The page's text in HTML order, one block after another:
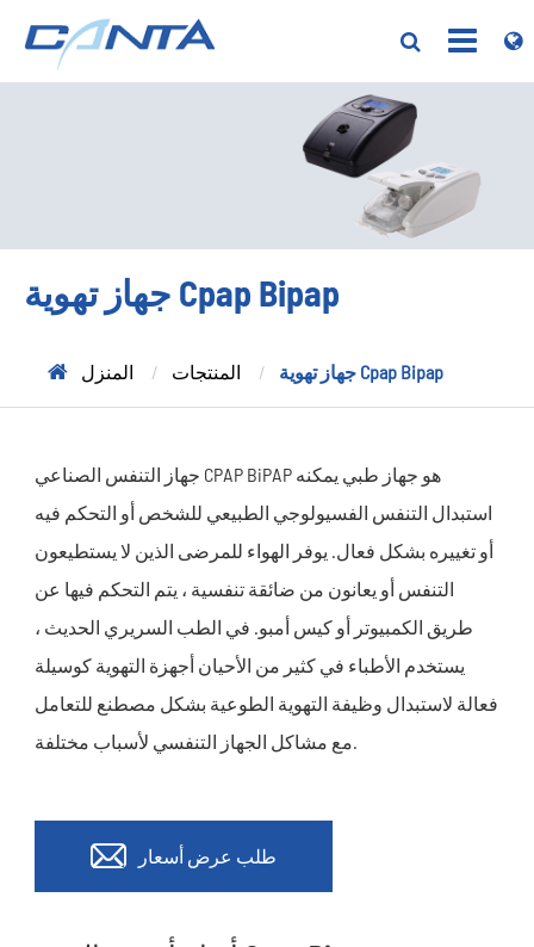
جهاز تهوية Cpap Bipap
المنزل المنتجات جهاز تهوية Cpap Bipap
جهاز التنفس الصناعي CPAP BiPAP هو جهاز طبي يمكنه
استبدال التنفس الفسيولوجي الطبيعي للشخص أو التحكم فيه
أو تغييره بشكل فعال. يوفر الهواء للمرضى الذين لا يستطيعون
التنفس أو يعانون من ضائقة تنفسية ، يتم التحكم فيها عن
طريق الكمبيوتر أو كيس أمبو. في الطب السريري الحديث ،
يستخدم الأطباء في كثير من الأحيان أجهزة التهوية كوسيلة
فعالة لاستبدال وظيفة التهوية الطوعية بشكل مصطنع للتعامل
مع مشاكل الجهاز التنفسي لأسباب مختلفة.
 طلب عرض أسعار